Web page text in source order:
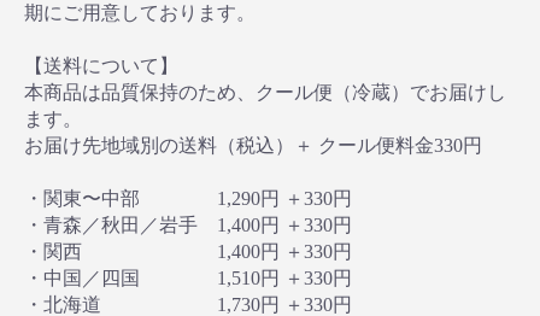
期にご用意しております。
【送料について】
本商品は品質保持のため、クール便（冷蔵）でお届けし
ます。
お届け先地域別の送料（税込）＋ クール便料金330円
・関東〜中部 1,290円 ＋330円
・青森／秋田／岩手 1,400円 ＋330円
・関西 1,400円 ＋330円
・中国／四国 1,510円 ＋330円
・北海道 1,730円 ＋330円